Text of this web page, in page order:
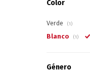
Color
Verde (1)
Blanco (1)
Género